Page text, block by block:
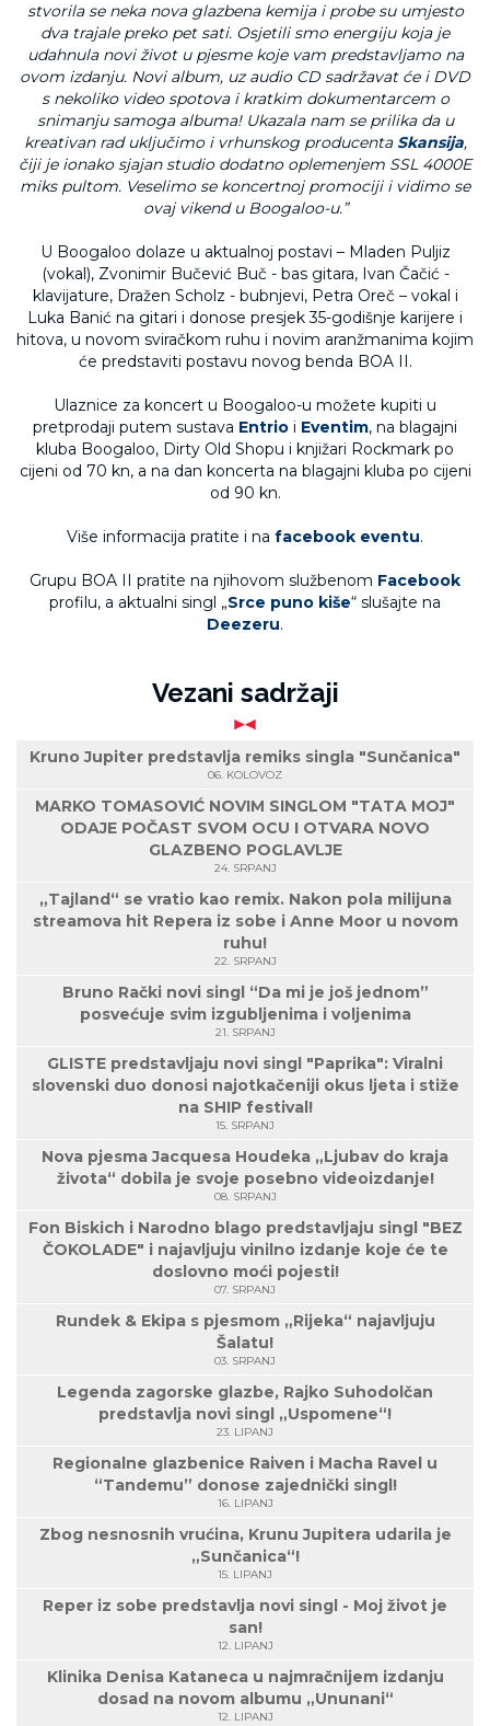
stvorila se neka nova glazbena kemija i probe su umjesto
dva trajale preko pet sati. Osjetili smo energiju koja je
udahnula novi život u pjesme koje vam predstavljamo na
ovom izdanju. Novi album, uz audio CD sadržavat će i DVD
s nekoliko video spotova i kratkim dokumentarcem o
snimanju samoga albuma! Ukazala nam se prilika da u
kreativan rad uključimo i vrhunskog producenta Skansija,
čiji je ionako sjajan studio dodatno oplemenjem SSL 4000E
miks pultom. Veselimo se koncertnoj promociji i vidimo se
ovaj vikend u Boogaloo-u.”
U Boogaloo dolaze u aktualnoj postavi – Mladen Puljiz
(vokal), Zvonimir Bučević Buč - bas gitara, Ivan Čačić -
klavijature, Dražen Scholz - bubnjevi, Petra Oreč – vokal i
Luka Banić na gitari i donose presjek 35-godišnje karijere i
hitova, u novom sviračkom ruhu i novim aranžmanima kojim
će predstaviti postavu novog benda BOA II.
Ulaznice za koncert u Boogaloo-u možete kupiti u
pretprodaji putem sustava Entrio i Eventim, na blagajni
kluba Boogaloo, Dirty Old Shopu i knjižari Rockmark po
cijeni od 70 kn, a na dan koncerta na blagajni kluba po cijeni
od 90 kn.
Više informacija pratite i na facebook eventu.
Grupu BOA II pratite na njihovom službenom Facebook
profilu, a aktualni singl „Srce puno kiše“ slušajte na
Deezeru.
Vezani sadržaji
Kruno Jupiter predstavlja remiks singla "Sunčanica"
06. KOLOVOZ
MARKO TOMASOVIĆ NOVIM SINGLOM "TATA MOJ"
ODAJE POČAST SVOM OCU I OTVARA NOVO
GLAZBENO POGLAVLJE
24. SRPANJ
„Tajland“ se vratio kao remix. Nakon pola milijuna
streamova hit Repera iz sobe i Anne Moor u novom
ruhu!
22. SRPANJ
Bruno Rački novi singl “Da mi je još jednom”
posvećuje svim izgubljenima i voljenima
21. SRPANJ
GLISTE predstavljaju novi singl "Paprika": Viralni
slovenski duo donosi najotkačeniji okus ljeta i stiže
na SHIP festival!
15. SRPANJ
Nova pjesma Jacquesa Houdeka „Ljubav do kraja
života“ dobila je svoje posebno videoizdanje!
08. SRPANJ
Fon Biskich i Narodno blago predstavljaju singl "BEZ
ČOKOLADE" i najavljuju vinilno izdanje koje će te
doslovno moći pojesti!
07. SRPANJ
Rundek & Ekipa s pjesmom „Rijeka“ najavljuju
Šalatu!
03. SRPANJ
Legenda zagorske glazbe, Rajko Suhodolčan
predstavlja novi singl „Uspomene“!
23. LIPANJ
Regionalne glazbenice Raiven i Macha Ravel u
“Tandemu” donose zajednički singl!
16. LIPANJ
Zbog nesnosnih vrućina, Krunu Jupitera udarila je
„Sunčanica“!
15. LIPANJ
Reper iz sobe predstavlja novi singl - Moj život je
san!
12. LIPANJ
Klinika Denisa Kataneca u najmračnijem izdanju
dosad na novom albumu „Ununani“
12. LIPANJ